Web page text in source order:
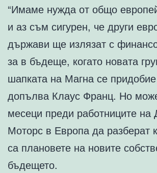
“Имаме нужда от общо
и аз съм сигурен, че други
държави ще излязат с
за в бъдеще, когато новата
шапката на Магна се
допълва Клаус Франц. Но
месеци преди работниците на
Моторс в Европа да разберат
са плановете на новите
бъдещето.